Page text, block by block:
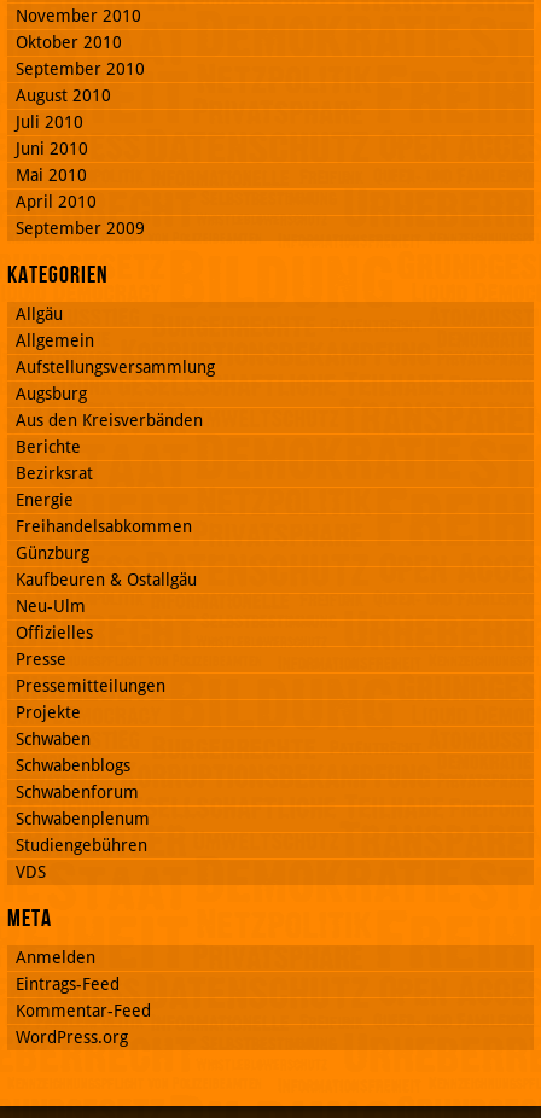
November 2010
Oktober 2010
September 2010
August 2010
Juli 2010
Juni 2010
Mai 2010
April 2010
September 2009
Kategorien
Allgäu
Allgemein
Aufstellungsversammlung
Augsburg
Aus den Kreisverbänden
Berichte
Bezirksrat
Energie
Freihandelsabkommen
Günzburg
Kaufbeuren & Ostallgäu
Neu-Ulm
Offizielles
Presse
Pressemitteilungen
Projekte
Schwaben
Schwabenblogs
Schwabenforum
Schwabenplenum
Studiengebühren
VDS
Meta
Anmelden
Eintrags-Feed
Kommentar-Feed
WordPress.org